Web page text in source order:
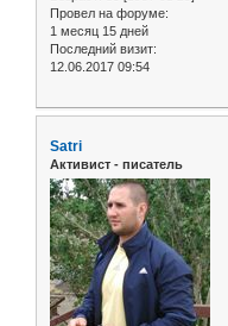
Провел на форуме:
1 месяц 15 дней
Последний визит:
12.06.2017 09:54
Satri
Активист - писатель